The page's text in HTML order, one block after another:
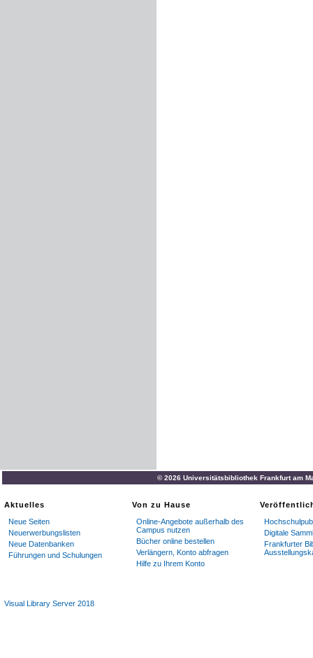
© 2026 Universitätsbibliothek Frankfurt am
Aktuelles
Neue Seiten
Neuerwerbungslisten
Neue Datenbanken
Führungen und Schulungen
Von zu Hause
Online-Angebote außerhalb des
Campus nutzen
Bücher online bestellen
Verlängern, Konto abfragen
Hilfe zu Ihrem Konto
Digitale
Frankfurter
Visual Library Server 2018